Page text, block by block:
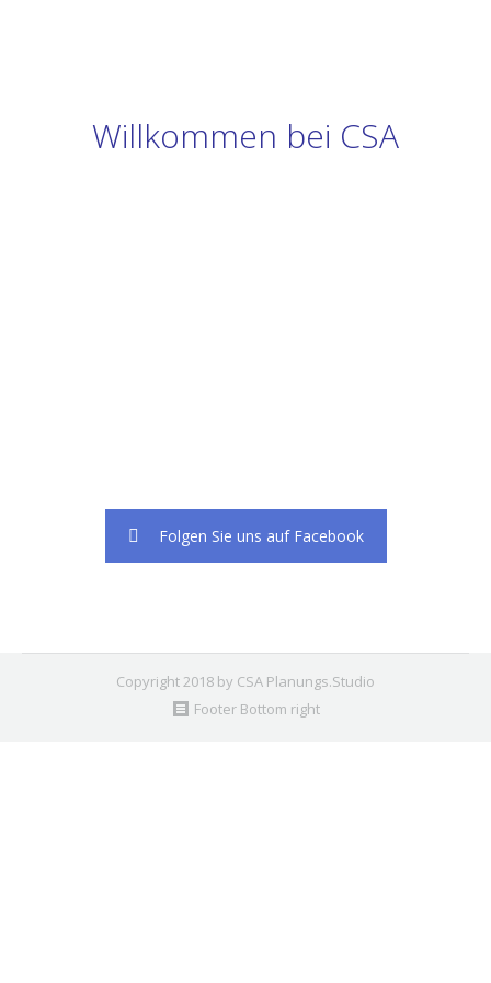
Willkommen bei CSA
Folgen Sie uns auf Facebook
Copyright 2018 by CSA Planungs.Studio
Footer Bottom right